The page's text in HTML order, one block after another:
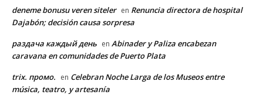
deneme bonusu veren siteler en Renuncia directora de hospital
Dajabón; decisión causa sorpresa
раздача каждый день en Abinader y Paliza encabezan
caravana en comunidades de Puerto Plata
trix. промо. en Celebran Noche Larga de los Museos entre
música, teatro, y artesanía